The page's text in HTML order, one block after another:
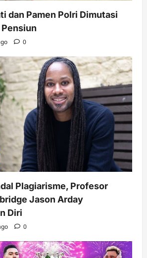
dan Pamen Polri Dimutasi
Pensiun
0
Plagiarisme, Profesor
Jason Arday
Diri
0